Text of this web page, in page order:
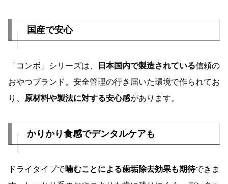
国産で安心
「コンボ」シリーズは、 日本国内で製造されている信頼の
おやつブランド。安全管理の行き届いた環境で作られてお
り、
原材料や製法に対する安心感があります。
かりかり食感でデンタルケアも
ドライタイプで噛むことによる歯垢除去効果も期待できま